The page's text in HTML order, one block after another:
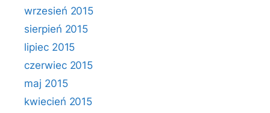
wrzesień 2015
sierpień 2015
lipiec 2015
czerwiec 2015
maj 2015
kwiecień 2015